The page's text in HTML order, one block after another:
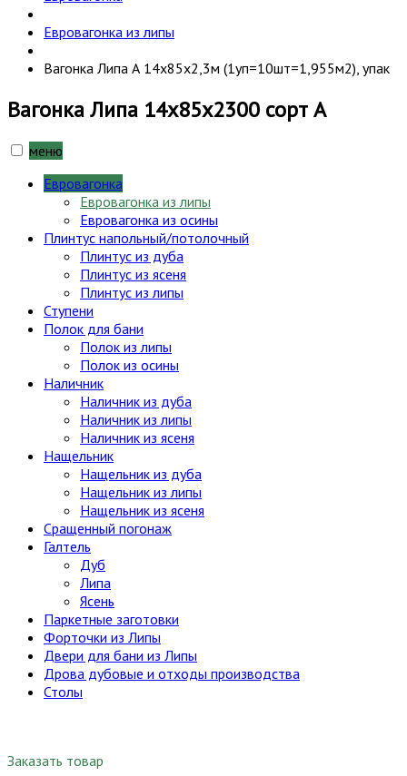
Евровагонка из липы
Вагонка Липа А 14х85х2,3м (1уп=10шт=1,955м2), упак
Вагонка Липа 14х85х2300 сорт А
меню
Евровагонка
Евровагонка из липы
Евровагонка из осины
Плинтус напольный/потолочный
Плинтус из дуба
Плинтус из ясеня
Плинтус из липы
Ступени
Полок для бани
Полок из липы
Полок из осины
Наличник
Наличник из дуба
Наличник из липы
Наличник из ясеня
Нащельник
Нащельник из дуба
Нащельник из липы
Нащельник из ясеня
Сращенный погонаж
Галтель
Дуб
Липа
Ясень
Паркетные заготовки
Форточки из Липы
Двери для бани из Липы
Дрова дубовые и отходы производства
Столы
Заказать товар